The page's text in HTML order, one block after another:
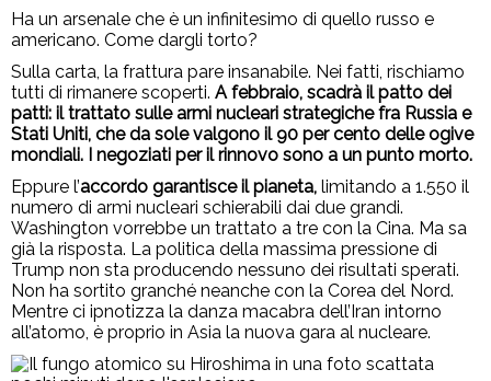
Ha un arsenale che è un infinitesimo di quello russo e
americano. Come dargli torto?
Sulla carta, la frattura pare insanabile. Nei fatti, rischiamo
tutti di rimanere scoperti. A febbraio, scadrà il patto dei
patti: il trattato sulle armi nucleari strategiche fra Russia e
Stati Uniti, che da sole valgono il 90 per cento delle ogive
mondiali. I negoziati per il rinnovo sono a un punto morto.
Eppure l’accordo garantisce il pianeta, limitando a 1.550 il
numero di armi nucleari schierabili dai due grandi.
Washington vorrebbe un trattato a tre con la Cina. Ma sa
già la risposta. La politica della massima pressione di
Trump non sta producendo nessuno dei risultati sperati.
Non ha sortito granché neanche con la Corea del Nord.
Mentre ci ipnotizza la danza macabra dell’Iran intorno
all’atomo, è proprio in Asia la nuova gara al nucleare.